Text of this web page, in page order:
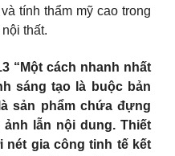
tính thẩm mỹ cao trong
thất.
“Một cách nhanh nhất
sáng tạo là buộc bản
sản phẩm chứa đựng
lẫn nội dung. Thiết
nét gia công tinh tế kết